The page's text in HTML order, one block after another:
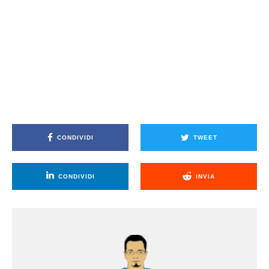
CONDIVIDI TWEET
CONDIVIDI INVIA